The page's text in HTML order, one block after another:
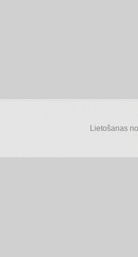
Lietošanas